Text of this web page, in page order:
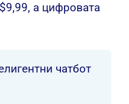
а цифровата
чатбот